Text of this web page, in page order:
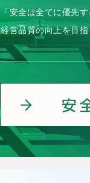
「安全は全てに優先
経営品質の向上を目